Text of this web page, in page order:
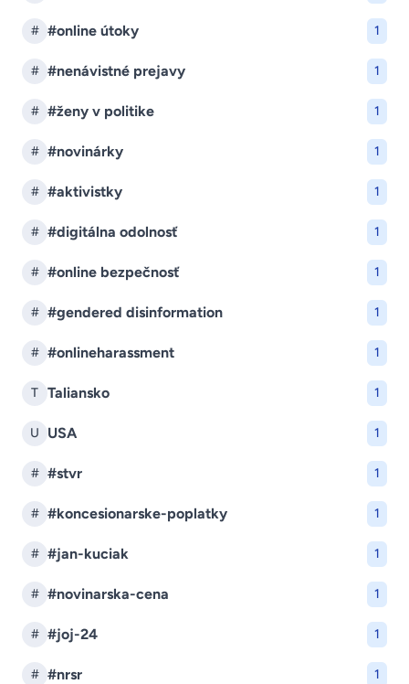
# #online útoky 1
# #nenávistné prejavy 1
# #ženy v politike 1
# #novinárky 1
# #aktivistky 1
# #digitálna odolnosť 1
# #online bezpečnosť 1
# #gendered disinformation 1
# #onlineharassment 1
T Taliansko 1
U USA 1
# #stvr 1
# #koncesionarske-poplatky 1
# #jan-kuciak 1
# #novinarska-cena 1
# #joj-24 1
# #nrsr 1